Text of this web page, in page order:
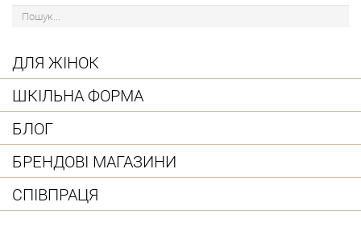
ДЛЯ ЖІНОК
ШКІЛЬНА ФОРМА
БЛОГ
БРЕНДОВІ МАГАЗИНИ
СПІВПРАЦЯ